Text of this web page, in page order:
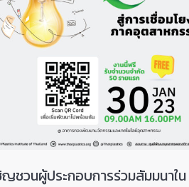
ญชวนผู้ประกอบการร่วมสัมมนาใน